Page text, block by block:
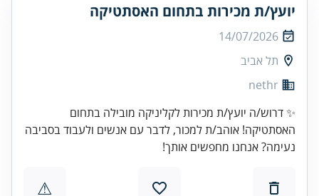
יועץ/ת מכירות בתחום האסתטיקה
14/07/2026
תל אביב
nethr
✨ דרוש/ה יועץ/ת מכירות לקליניקה מובילה בתחום
האסתטיקה! אוהב/ת למכור, לדבר עם אנשים ולעבוד בסביבה
נעימה? אנחנו מחפשים אותך!
⚠